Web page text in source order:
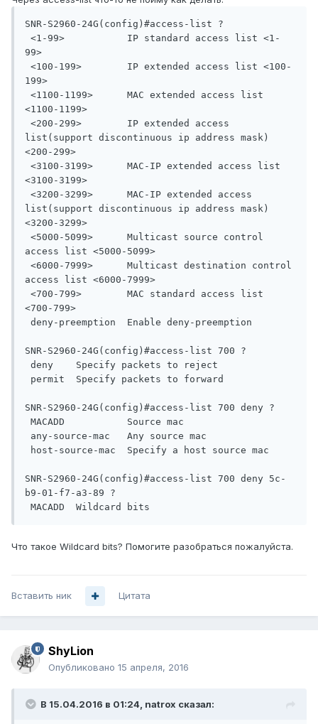
SNR-S2960-24G(config)#access-list ?
99>
199>
<1100-1199>
list(support discontinuous ip address mask)
<200-299>
<3100-3199>
list(support discontinuous ip address mask)
<3200-3299>
access list <5000-5099>
access list <6000-7999>
<700-799>
SNR-S2960-24G(config)#access-list 700 ?
SNR-S2960-24G(config)#access-list 700 deny ?
SNR-S2960-24G(config)#access-list 700 deny 5c-
b9-01-f7-a3-89 ?
MACADD  Wildcard bits
Что такое Wildcard bits? Помогите разобраться пожалуйста.
Вставить ник Цитата
ShyLion
Опубликовано 15 апреля, 2016
В 15.04.2016 в 01:24, natrox сказал: